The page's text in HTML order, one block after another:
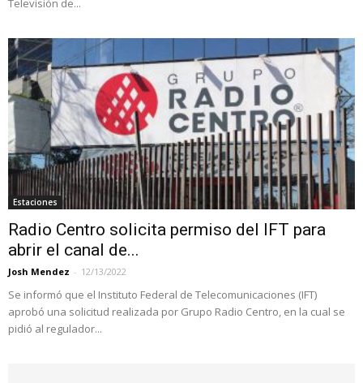
Estaciones
Radio Centro solicita permiso del IFT para
abrir el canal de...
Josh Mendez - 12/13/2022
Se informó que el Instituto Federal de Telecomunicaciones (IFT)
aprobó una solicitud realizada por Grupo Radio Centro, en la cual se
pidió al regulador...